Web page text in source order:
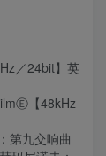
／24bit】英
【48kHz
第九交响曲